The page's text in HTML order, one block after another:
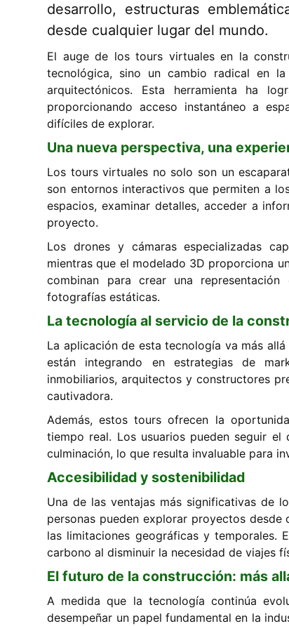
desarrollo, estructuras
desde cualquier lugar del mundo.
El auge de los tours virtuales en la
tecnológica, sino un cambio radical en
arquitectónicos. Esta herramienta ha
proporcionando acceso instantáneo a
difíciles de explorar.
Una nueva perspectiva, una
Los tours virtuales no solo son un
son entornos interactivos que permiten a
espacios, examinar detalles, acceder a
proyecto.
Los drones y cámaras especializadas
mientras que el modelado 3D proporciona
combinan para crear una
fotografías estáticas.
La tecnología al servicio de la
La aplicación de esta tecnología va más
están integrando en estrategias de
inmobiliarios, arquitectos y constructores
cautivadora.
Además, estos tours ofrecen la
tiempo real. Los usuarios pueden seguir
culminación, lo que resulta invaluable para
Accesibilidad y sostenibilidad
Una de las ventajas más significativas de
personas pueden explorar proyectos
las limitaciones geográficas y temporales.
carbono al disminuir la necesidad de viajes
El futuro de la construcción: más
A medida que la tecnología continúa
desempeñar un papel fundamental en la